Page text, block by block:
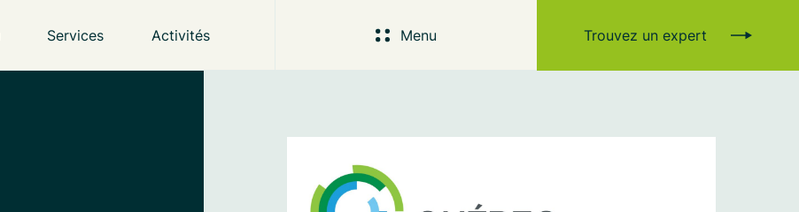
Services Activités Menu Trouvez un expert